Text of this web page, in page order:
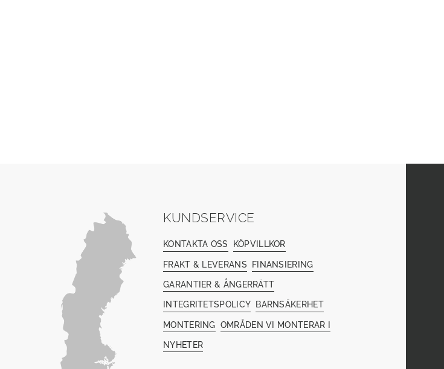
KUNDSERVICE
KONTAKTA OSS
KÖPVILLKOR
FRAKT & LEVERANS FINANSIERING
GARANTIER & ÅNGERRÄTT
INTEGRITETSPOLICY BARNSÄKERHET
MONTERING OMRÅDEN VI MONTERAR I
NYHETER